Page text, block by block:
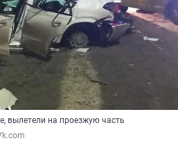
вылетели на проезжую часть